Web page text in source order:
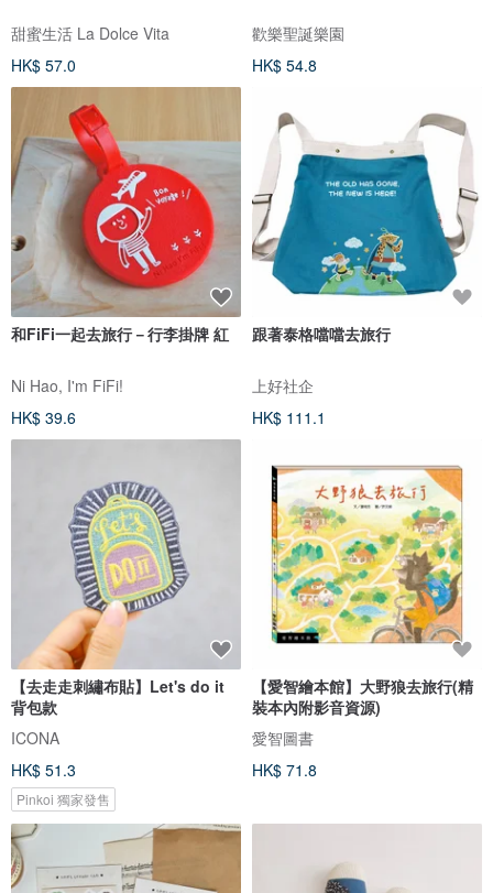
甜蜜生活 La Dolce Vita
HK$ 57.0
歡樂聖誕樂園
HK$ 54.8
和FiFi一起去旅行－行李掛牌 紅
Ni Hao, I'm FiFi!
HK$ 39.6
跟著泰格噹噹去旅行
上好社企
HK$ 111.1
【去走走刺繡布貼】Let's do it
背包款
ICONA
HK$ 51.3
Pinkoi 獨家發售
【愛智繪本館】大野狼去旅行(精
裝本內附影音資源)
愛智圖書
HK$ 71.8